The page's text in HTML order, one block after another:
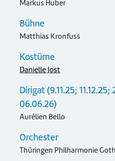
Markus Huber
Bühne
Matthias Kronfuss
Kostüme
Danielle Jost
Dirigat (9.11.25;
06.06.26)
Aurélien Bello
Orchester
Thüringen Philharmonie